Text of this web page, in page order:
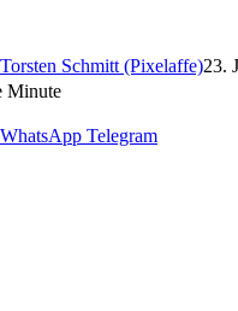
Torsten Schmitt (Pixelaffe)23.
Minute
WhatsApp Telegram